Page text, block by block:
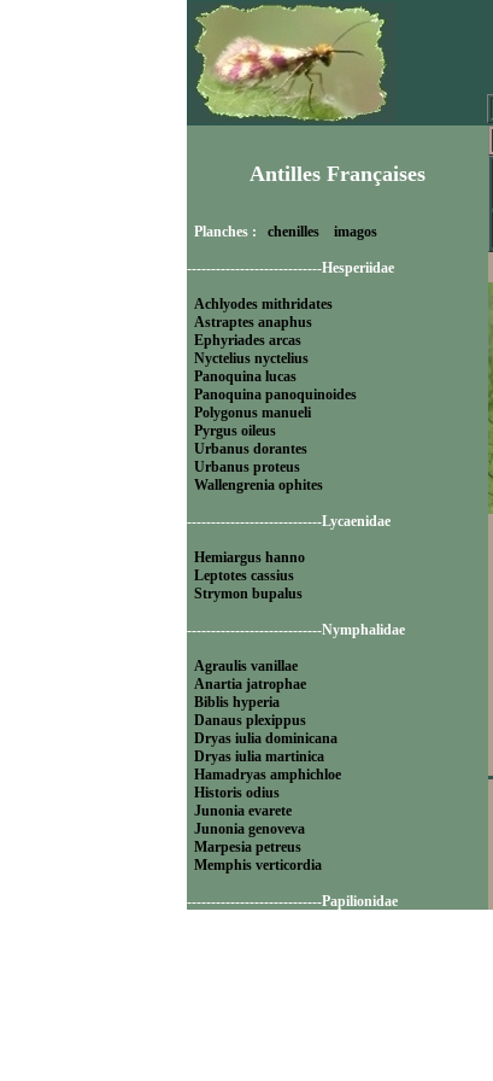
Antilles Françaises
Planches : chenilles imagos
----------------------------Hesperiidae
Achlyodes mithridates
Astraptes anaphus
Ephyriades arcas
Nyctelius nyctelius
Panoquina lucas
Panoquina panoquinoides
Polygonus manueli
Pyrgus oileus
Urbanus dorantes
Urbanus proteus
Wallengrenia ophites
----------------------------Lycaenidae
Hemiargus hanno
Leptotes cassius
Strymon bupalus
----------------------------Nymphalidae
Agraulis vanillae
Anartia jatrophae
Biblis hyperia
Danaus plexippus
Dryas iulia dominicana
Dryas iulia martinica
Hamadryas amphichloe
Historis odius
Junonia evarete
Junonia genoveva
Marpesia petreus
Memphis verticordia
----------------------------Papilionidae